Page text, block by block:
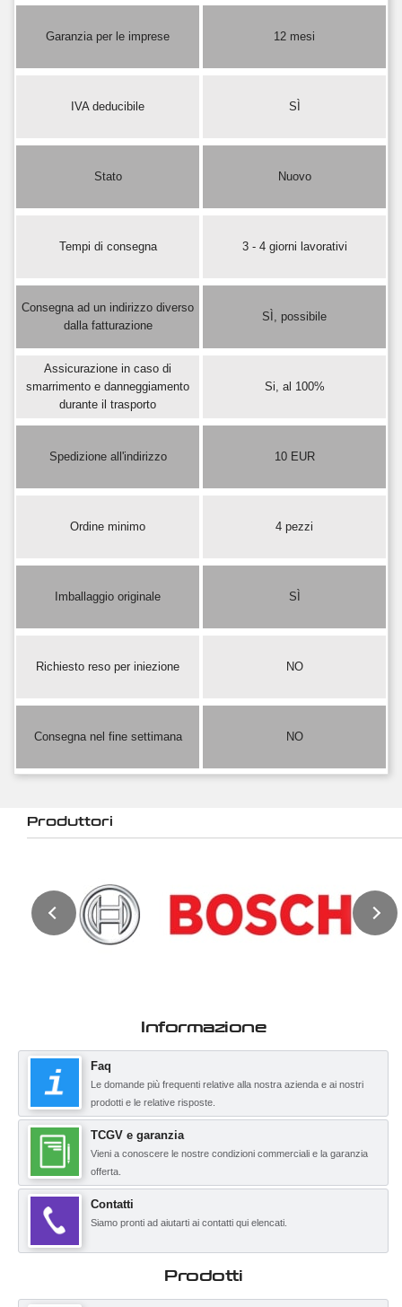
Garanzia per le imprese 12 mesi
IVA deducibile SÌ
Stato Nuovo
Tempi di consegna 3 - 4 giorni lavorativi
Consegna ad un indirizzo diverso
dalla fatturazione
SÌ, possibile
Assicurazione in caso di
smarrimento e danneggiamento
durante il trasporto
Si, al 100%
Spedizione all'indirizzo 10 EUR
Ordine minimo 4 pezzi
Imballaggio originale SÌ
Richiesto reso per iniezione NO
Consegna nel fine settimana NO
Produttori
Informazione
Faq
Le domande più frequenti relative alla nostra azienda e ai nostri
prodotti e le relative risposte.
TCGV e garanzia
Vieni a conoscere le nostre condizioni commerciali e la garanzia
offerta.
Contatti
Siamo pronti ad aiutarti ai contatti qui elencati.
Prodotti